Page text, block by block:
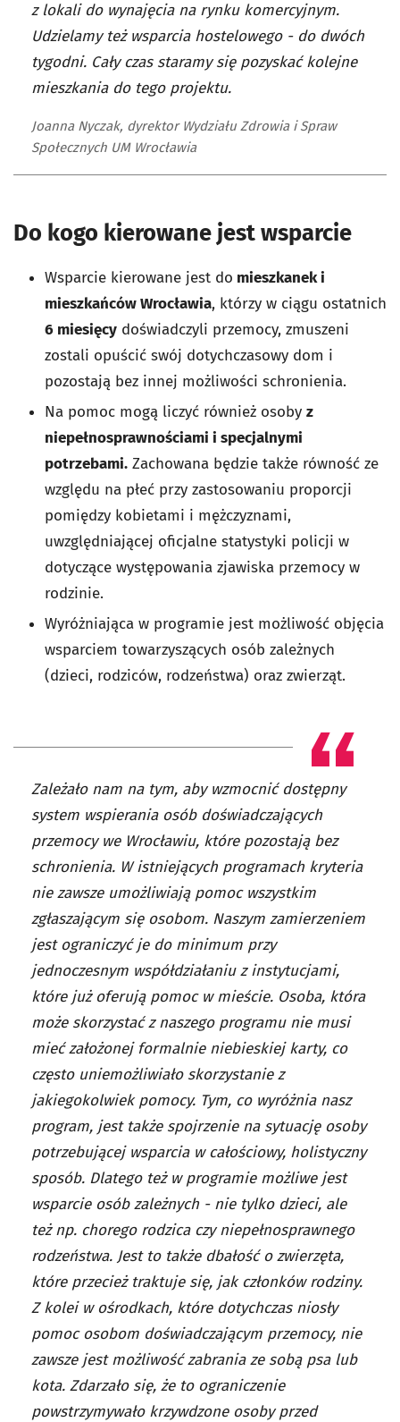
z lokali do wynajęcia na rynku komercyjnym.
Udzielamy też wsparcia hostelowego - do dwóch
tygodni. Cały czas staramy się pozyskać kolejne
mieszkania do tego projektu.
Joanna Nyczak, dyrektor Wydziału Zdrowia i Spraw
Społecznych UM Wrocławia
Do kogo kierowane jest wsparcie
Wsparcie kierowane jest do mieszkanek i
mieszkańców Wrocławia, którzy w ciągu ostatnich
6 miesięcy doświadczyli przemocy, zmuszeni
zostali opuścić swój dotychczasowy dom i
pozostają bez innej możliwości schronienia.
Na pomoc mogą liczyć również osoby z
niepełnosprawnościami i specjalnymi
potrzebami. Zachowana będzie także równość ze
względu na płeć przy zastosowaniu proporcji
pomiędzy kobietami i mężczyznami,
uwzględniającej oficjalne statystyki policji w
dotyczące występowania zjawiska przemocy w
rodzinie.
Wyróżniająca w programie jest możliwość objęcia
wsparciem towarzyszących osób zależnych
(dzieci, rodziców, rodzeństwa) oraz zwierząt.
Zależało nam na tym, aby wzmocnić dostępny
system wspierania osób doświadczających
przemocy we Wrocławiu, które pozostają bez
schronienia. W istniejących programach kryteria
nie zawsze umożliwiają pomoc wszystkim
zgłaszającym się osobom. Naszym zamierzeniem
jest ograniczyć je do minimum przy
jednoczesnym współdziałaniu z instytucjami,
które już oferują pomoc w mieście. Osoba, która
może skorzystać z naszego programu nie musi
mieć założonej formalnie niebieskiej karty, co
często uniemożliwiało skorzystanie z
jakiegokolwiek pomocy. Tym, co wyróżnia nasz
program, jest także spojrzenie na sytuację osoby
potrzebującej wsparcia w całościowy, holistyczny
sposób. Dlatego też w programie możliwe jest
wsparcie osób zależnych - nie tylko dzieci, ale
też np. chorego rodzica czy niepełnosprawnego
rodzeństwa. Jest to także dbałość o zwierzęta,
które przecież traktuje się, jak członków rodziny.
Z kolei w ośrodkach, które dotychczas niosły
pomoc osobom doświadczającym przemocy, nie
zawsze jest możliwość zabrania ze sobą psa lub
kota. Zdarzało się, że to ograniczenie
powstrzymywało krzywdzone osoby przed